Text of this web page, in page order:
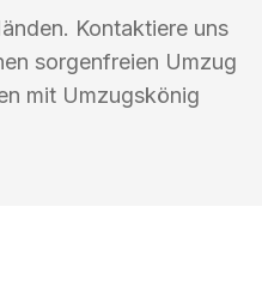
Kontaktiere uns
sorgenfreien Umzug
mit Umzugskönig